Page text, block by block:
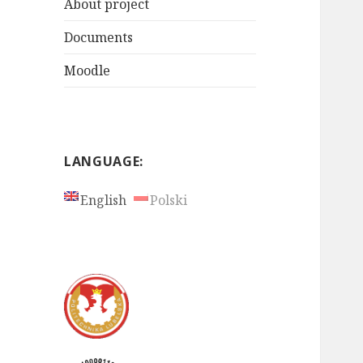
About project
Documents
Moodle
LANGUAGE:
English Polski